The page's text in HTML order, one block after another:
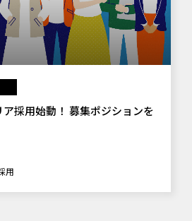
採用始動！ 募集ポジションを
用